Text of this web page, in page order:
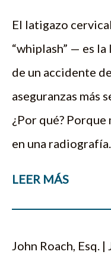
El latigazo
“whiplash” — es
de un accidente
aseguranzas más
¿Por qué? Porque
en una
LEER MÁS
John Roach, Esq.